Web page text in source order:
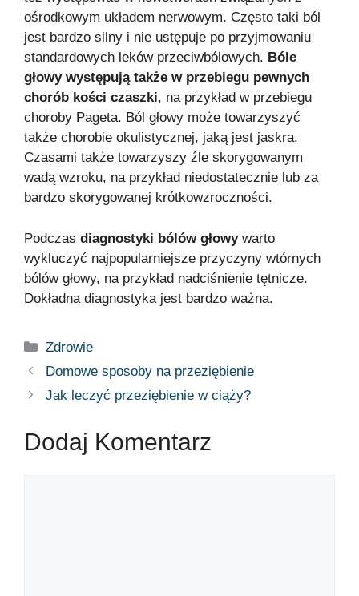
ośrodkowym układem nerwowym. Często taki ból
jest bardzo silny i nie ustępuje po przyjmowaniu
standardowych leków przeciwbólowych. Bóle
głowy występują także w przebiegu pewnych
chorób kości czaszki, na przykład w przebiegu
choroby Pageta. Ból głowy może towarzyszyć
także chorobie okulistycznej, jaką jest jaskra.
Czasami także towarzyszy źle skorygowanym
wadą wzroku, na przykład niedostatecznie lub za
bardzo skorygowanej krótkowzroczności.
Podczas diagnostyki bólów głowywarto
wykluczyć najpopularniejsze przyczyny wtórnych
bólów głowy, na przykład nadciśnienie tętnicze.
Dokładna diagnostyka jest bardzo ważna.
Zdrowie
Domowe sposoby na przeziębienie
Jak leczyć przeziębienie w ciąży?
Dodaj Komentarz